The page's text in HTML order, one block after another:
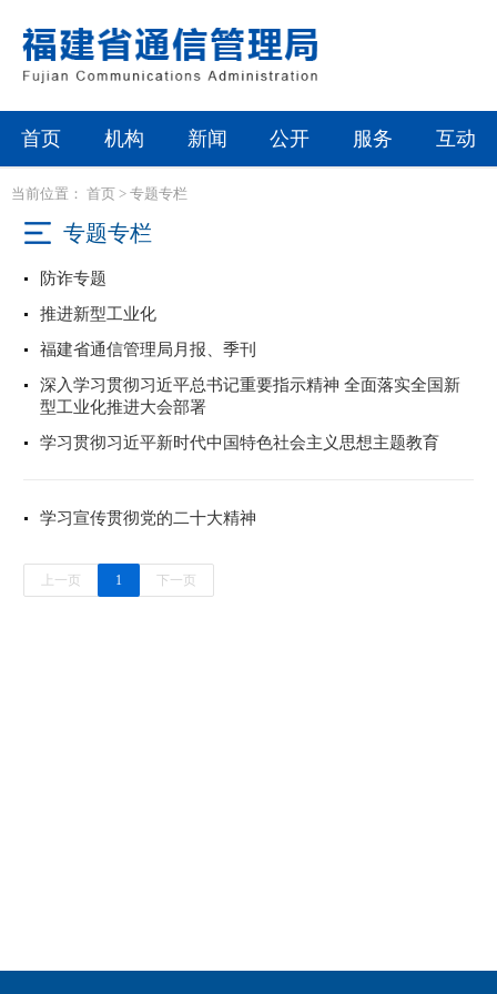
首页 机构 新闻 公开 服务 互动
当前位置： 首页 > 专题专栏
专题专栏
防诈专题
推进新型工业化
福建省通信管理局月报、季刊
深入学习贯彻习近平总书记重要指示精神 全面落实全国新
型工业化推进大会部署
学习贯彻习近平新时代中国特色社会主义思想主题教育
学习宣传贯彻党的二十大精神
上一页 1 下一页